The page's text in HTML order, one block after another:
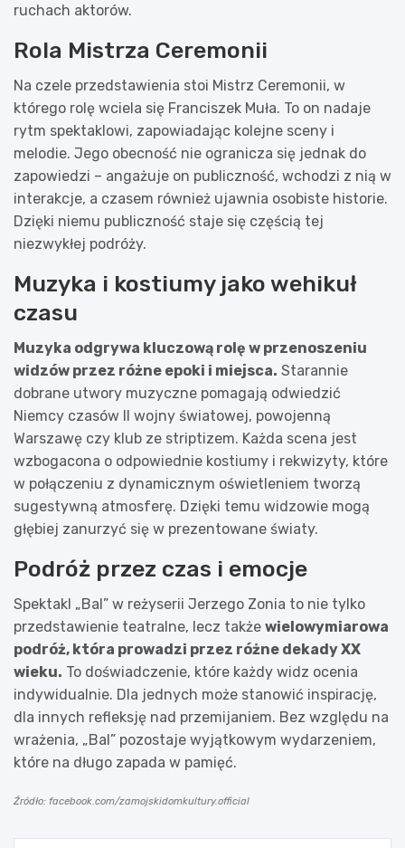
ruchach aktorów.
Rola Mistrza Ceremonii
Na czele przedstawienia stoi Mistrz Ceremonii, w
którego rolę wciela się Franciszek Muła. To on nadaje
rytm spektaklowi, zapowiadając kolejne sceny i
melodie. Jego obecność nie ogranicza się jednak do
zapowiedzi – angażuje on publiczność, wchodzi z nią w
interakcje, a czasem również ujawnia osobiste historie.
Dzięki niemu publiczność staje się częścią tej
niezwykłej podróży.
Muzyka i kostiumy jako wehikuł
czasu
Muzyka odgrywa kluczową rolę w przenoszeniu
widzów przez różne epoki i miejsca. Starannie
dobrane utwory muzyczne pomagają odwiedzić
Niemcy czasów II wojny światowej, powojenną
Warszawę czy klub ze striptizem. Każda scena jest
wzbogacona o odpowiednie kostiumy i rekwizyty, które
w połączeniu z dynamicznym oświetleniem tworzą
sugestywną atmosferę. Dzięki temu widzowie mogą
głębiej zanurzyć się w prezentowane światy.
Podróż przez czas i emocje
Spektakl „Bal” w reżyserii Jerzego Zonia to nie tylko
przedstawienie teatralne, lecz także wielowymiarowa
podróż, która prowadzi przez różne dekady XX
wieku. To doświadczenie, które każdy widz ocenia
indywidualnie. Dla jednych może stanowić inspirację,
dla innych refleksję nad przemijaniem. Bez względu na
wrażenia, „Bal” pozostaje wyjątkowym wydarzeniem,
które na długo zapada w pamięć.
Źródło: facebook.com/zamojskidomkultury.official